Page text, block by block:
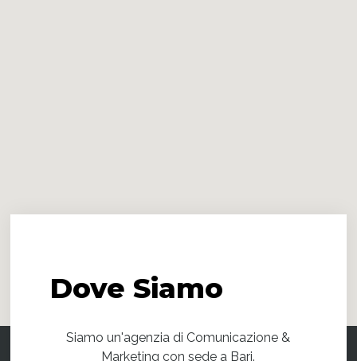
DoveSiamo
Siamo un'agenzia di Comunicazione &
Marketing con sede a Bari.